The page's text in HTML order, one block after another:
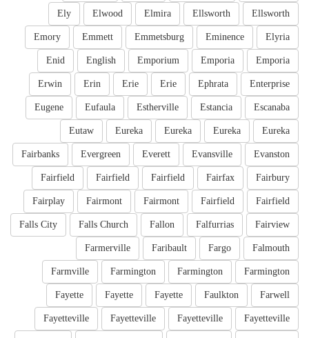
Ellsworth
Ellsworth
Elmira
Elwood
Ely
Elyria
Eminence
Emmetsburg
Emmett
Emory
Emporia
Emporia
Emporium
English
Enid
Enterprise
Ephrata
Erie
Erie
Erin
Erwin
Escanaba
Estancia
Estherville
Eufaula
Eugene
Eureka
Eureka
Eureka
Eureka
Eutaw
Evanston
Evansville
Everett
Evergreen
Fairbanks
Fairbury
Fairfax
Fairfield
Fairfield
Fairfield
Fairfield
Fairfield
Fairmont
Fairmont
Fairplay
Fairview
Falfurrias
Fallon
Falls Church
Falls City
Falmouth
Fargo
Faribault
Farmerville
Farmington
Farmington
Farmington
Farmville
Farwell
Faulkton
Fayette
Fayette
Fayette
Fayetteville
Fayetteville
Fayetteville
Fayetteville